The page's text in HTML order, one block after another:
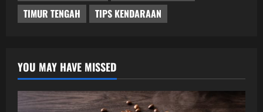
TIMUR TENGAH
TIPS KENDARAAN
YOU MAY HAVE MISSED